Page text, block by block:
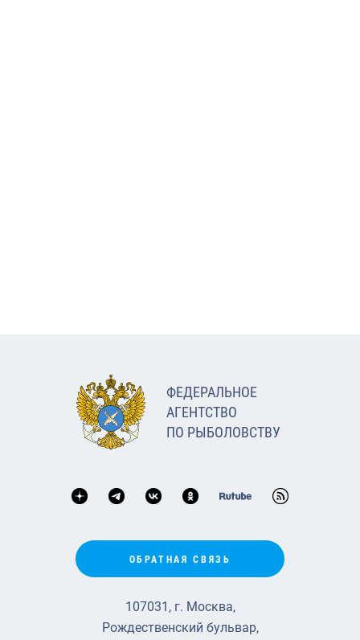
ФЕДЕРАЛЬНОЕ
АГЕНТСТВО
ПО РЫБОЛОВСТВУ
ОБРАТНАЯ СВЯЗЬ
107031, г. Москва,
Рождественский бульвар,